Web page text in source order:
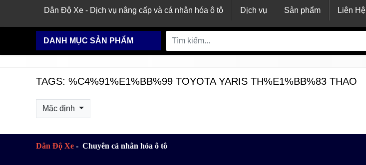
Dân Độ Xe - Dịch vụ nâng cấp và cá nhân hóa ô tô Dịch vụ Sản phẩm Liên Hệ
DANH MỤC SẢN PHẨM
TAGS: %C4%91%E1%BB%99 TOYOTA YARIS TH%E1%BB%83 THAO
Mặc định
Dân Độ Xe - Chuyên cá nhân hóa ô tô